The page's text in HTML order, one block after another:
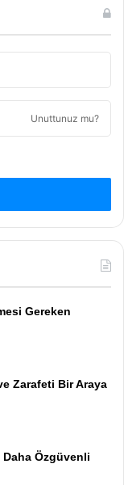
Unuttunuz mu?
Gereken
Zarafeti Bir Araya
Özgüvenli